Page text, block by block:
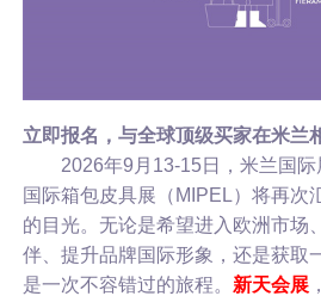
立即报名，与全球顶级买家在米兰
2026年9月13-15日，米兰国际
国际箱包皮具展（MIPEL）将再次
的目光。无论是希望进入欧洲市场
伴、提升品牌国际形象，还是获取
是一次不容错过的旅程。 新天会展